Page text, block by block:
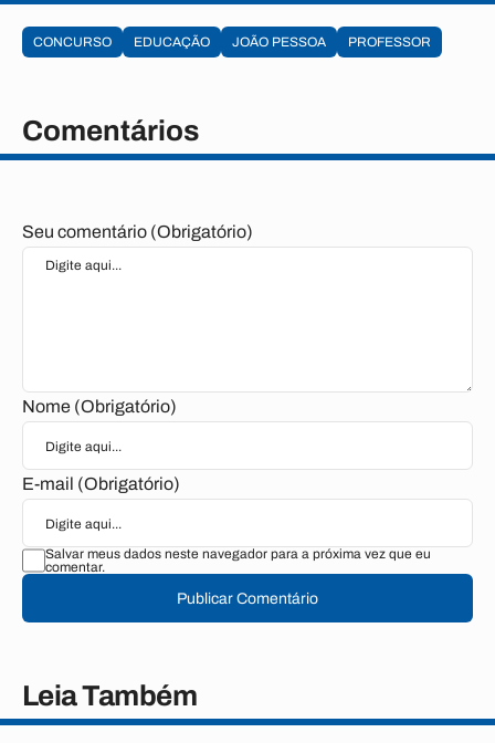
CONCURSO EDUCAÇÃO JOÃO PESSOA PROFESSOR
Comentários
Seu comentário (Obrigatório)
Nome (Obrigatório)
E-mail (Obrigatório)
Salvar meus dados neste navegador para a próxima vez que eu
comentar.
Publicar Comentário
Leia Também